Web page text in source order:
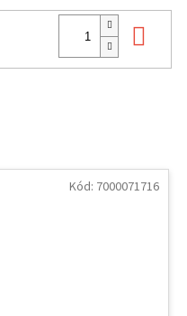
Kód: 7000071716